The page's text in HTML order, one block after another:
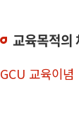
교육목적의
GCU 교육이념